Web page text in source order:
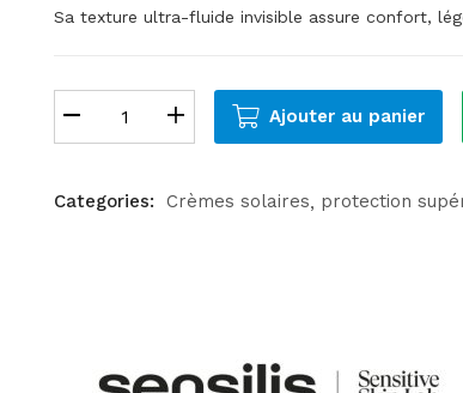
Sa texture ultra-fluide invisible assure confort,
Ajouter au panier
Categories: Crèmes solaires protection